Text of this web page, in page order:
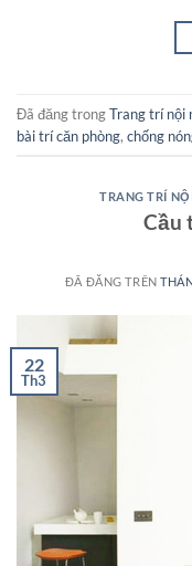
Đã đăng trongTrang trí nội
bài trí căn phòng, chống
TRANG TRÍ
Cầu
ĐÃ ĐĂNG TRÊN
22
Th3